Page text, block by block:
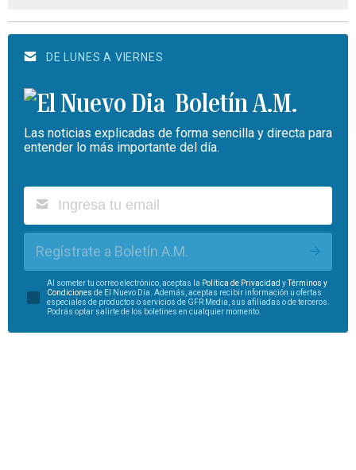
DE LUNES A VIERNES
Boletín A.M.
Las noticias explicadas de forma sencilla y directa para
entender lo más importante del día.
Regístrate a Boletín A.M.
Al someter tu correo electrónico, aceptas la Política de Privacidad yTérminos y
Condiciones de El Nuevo Día. Además, aceptas recibir información u ofertas
especiales de productos o servicios de GFR Media, sus afiliadas o de terceros.
Podrás optar salirte de los boletines en cualquier momento.